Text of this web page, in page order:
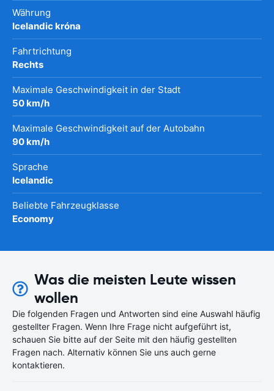
Währung
Icelandic króna
Fahrtrichtung
Rechts
Maximale Geschwindigkeit in der Stadt
50 km/h
Maximale Geschwindigkeit auf der Autobahn
90 km/h
Sprache
Icelandic
Beliebte Fahrzeugklasse
Economy
Was die meisten Leute wissen
wollen
Die folgenden Fragen und Antworten sind eine Auswahl häufig
gestellter Fragen. Wenn Ihre Frage nicht aufgeführt ist,
schauen Sie bitte auf der Seite mit den häufig gestellten
Fragen nach. Alternativ können Sie uns auch gerne
kontaktieren.